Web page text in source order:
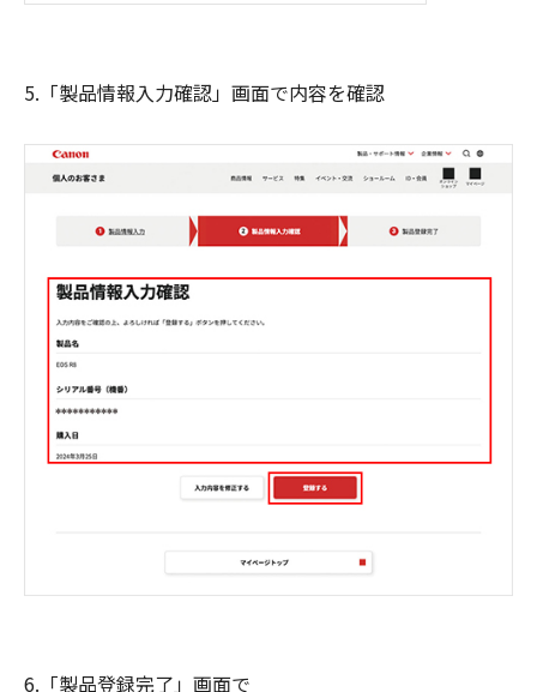
5.「製品情報入力確認」画面で内容を確認
6.「製品登録完了」画面で